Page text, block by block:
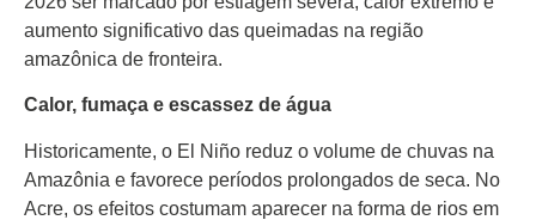
aumento significativo das queimadas na região
amazônica de fronteira.
Calor, fumaça e escassez de água
Historicamente, o El Niño reduz o volume de chuvas na
Amazônia e favorece períodos prolongados de seca. No
Acre, os efeitos costumam aparecer na forma de rios em